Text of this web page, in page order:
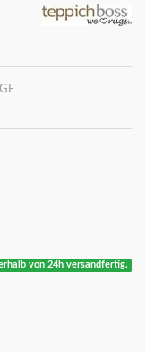
von 24h versandfertig.